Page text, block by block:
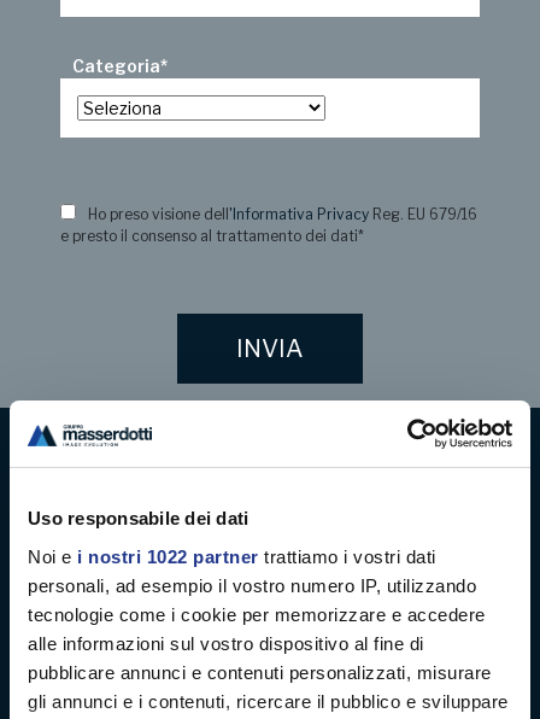
Uso responsabile dei dati
Noi e i nostri 1022 partner trattiamo i vostri dati
personali, ad esempio il vostro numero IP, utilizzando
tecnologie come i cookie per memorizzare e accedere
alle informazioni sul vostro dispositivo al fine di
pubblicare annunci e contenuti personalizzati, misurare
gli annunci e i contenuti, ricercare il pubblico e sviluppare
Categoria*
Ho preso visione dell 'Informativa Privacy Reg. EU 679/16
e presto il consenso al trattamento dei dati*
Digital signage
Soft signage
Case history